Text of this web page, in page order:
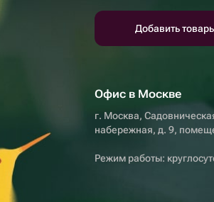
Добавить
Офис в Москве
г. Москва,
набережная, д. 9,
Режим работы: